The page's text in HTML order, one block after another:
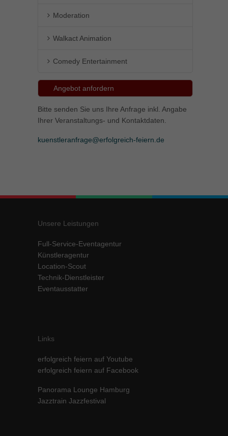
Moderation
Walkact Animation
Comedy Entertainment
Angebot anfordern
Bitte senden Sie uns Ihre Anfrage inkl. Angabe
Ihrer Veranstaltungs- und Kontaktdaten.
kuenstleranfrage@erfolgreich-feiern.de
Unsere Leistungen
Full-Service-Eventagentur
Künstleragentur
Location-Scout
Technik-Dienstleister
Eventausstatter
Links
erfolgreich feiern auf Youtube
erfolgreich feiern auf Facebook
Panorama Lounge Hamburg
Jazztrain Jazzfestival